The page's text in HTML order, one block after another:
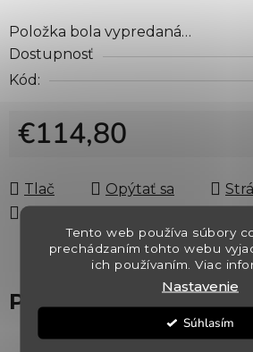
Tento web používa súbory
prechádzaním tohto webu
ich používaním. Viac
Nastavenie
Súhlasím
Položka bola vypredaná…
Dostupnosť
Kód:
€114,80
Tlač
Opýtať sa
Zdieľať
Popis